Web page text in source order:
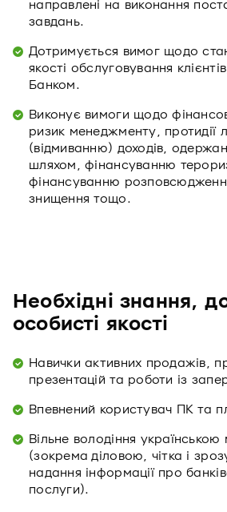
направлені на виконання
завдань.
Дотримується вимог щодо
якості обслуговування
Банком.
Виконує вимоги щодо
ризик менеджменту, протидії
(відмиванню) доходів,
шляхом, фінансуванню
фінансуванню
знищення тощо.
Необхідні знання,
особисті якості
Навички активних продажів,
презентацій та роботи із
Впевнений користувач ПК та
Вільне володіння
(зокрема діловою, чітка і
надання інформації про
послуги).